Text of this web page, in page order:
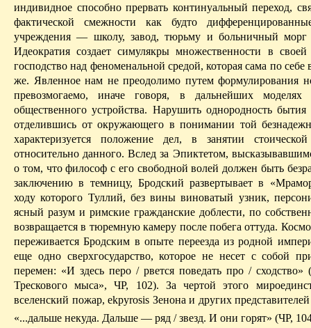
индивидное способно прервать континуальный переход,
фактической смежности как будто
учреждения — школу, завод, тюрьму и больничный
Идеократия создаетсимулякры множественности в
господство над феноменальной средой, которая сама по себе
же. Явленноенам не преодолимо путем формулирования
превозмогаемо, иначе говоря, в дальнейших моделях
общественного устройства. Нарушить однородность
отделившись отокружающего в понимании той
характеризуется положение дел, в занятии
относительно данного.Вслед за Эпиктетом,
о том, что философ с его свободной волей должен быть
заключению в темницу, Бродский развертывает в
ходу которого Туллий, без вины виноватый узник,
ясный разум и римские гражданские доблести, по
возвращается в тюремную камеру после побега оттуда.
переживается Бродским в опыте переезда из родной
еще одно сверхгосударство, которое не несет с собой
перемен: «И здесь перо / рвется поведать про / сходство»
Трескового мыса», ЧP, 102). За чертой этого
вселенский пожар, ekpyrosis Зенона и других
«...дальше некуда. Дальше — ряд / звезд. И они горят» (ЧP,